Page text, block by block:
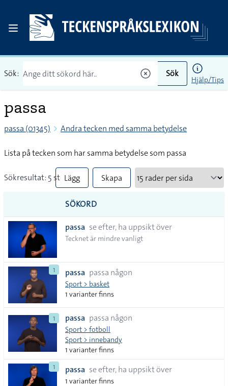
Sök: Sök
Hjälp/Tips
passa
passa (01345) Andra tecken med samma betydelse
Lista på tecken som har samma betydelse som passa
Sökresultat: 5 st Lägg
till
alla i
lista
Skapa
SÖKORD
passa se efter, ha uppsikt över
Tecknet är mindre vanligt
1 passa passa någon
Sport > basket
1 varianter finns
1 passa passa någon
Sport > fotboll
Sport > innebandy
1 varianter finns
1
passa se efter, ha uppsikt över
1 varianter finns